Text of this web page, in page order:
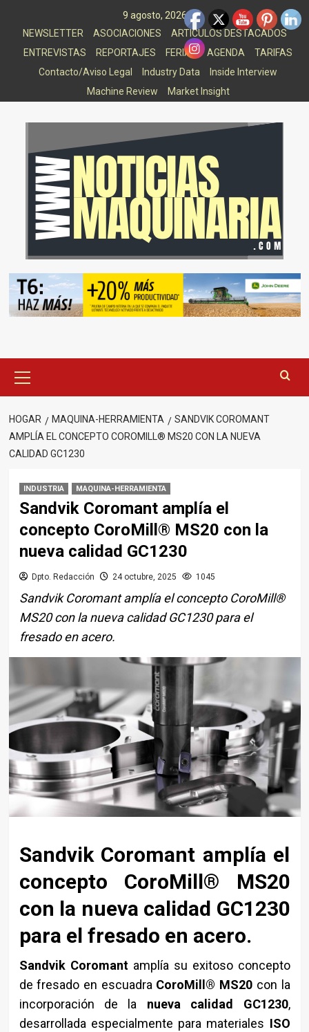
9 agosto, 2026
NEWSLETTER
ASOCIACIONES
ARTICULOS DESTACADOS
ENTREVISTAS
REPORTAJES FERIAS AGENDA
TARIFAS
Contacto/Aviso Legal
Industry Data
Inside Interview
Machine Review
Market Insight
principal
HOGAR MAQUINA-HERRAMIENTA
SANDVIK COROMANT
AMPLÍA EL CONCEPTO COROMILL® MS20 CON LA NUEVA
CALIDAD GC1230
INDUSTRIA MAQUINA-HERRAMIENTA
Sandvik Coromant amplía el
concepto CoroMill® MS20 con la
nueva calidad GC1230
Dpto. Redacción 24 octubre, 2025 1045
Sandvik Coromant amplía el concepto CoroMill®
MS20 con la nueva calidad GC1230 para el
fresado en acero.
Sandvik Coromant amplía el
concepto CoroMill® MS20
con la nueva calidad GC1230
para el fresado en acero.
Sandvik Coromantamplía su exitoso concepto
de fresado en escuadra CoroMill® MS20 con la
incorporación de la nueva calidad GC1230,
desarrollada especialmente para materiales ISO